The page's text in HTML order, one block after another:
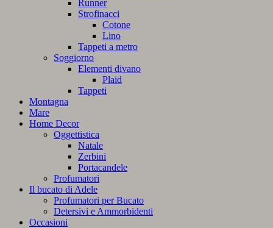
Runner
Strofinacci
Cotone
Lino
Tappeti a metro
Soggiorno
Elementi divano
Plaid
Tappeti
Montagna
Mare
Home Decor
Oggettistica
Natale
Zerbini
Portacandele
Profumatori
Il bucato di Adele
Profumatori per Bucato
Detersivi e Ammorbidenti
Occasioni